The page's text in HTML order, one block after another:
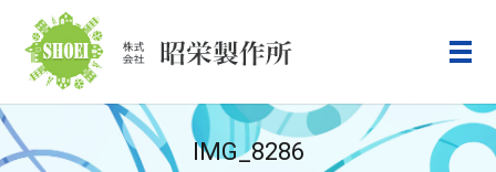
メ
IMG_8286